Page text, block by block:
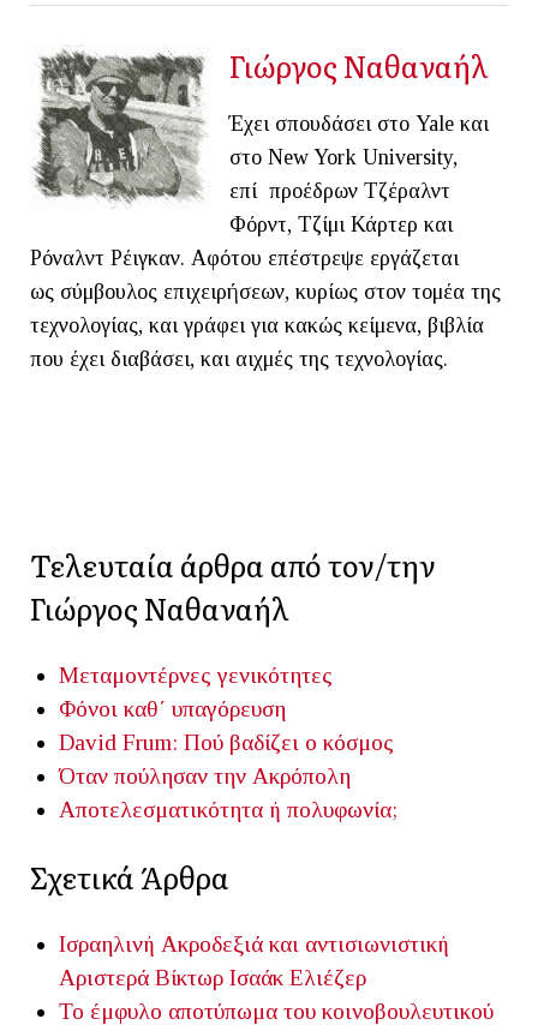
Γιώργος Ναθαναήλ
Έχει σπουδάσει στο Yale και
στο New York University,
επί προέδρων Τζέραλντ
Φόρντ, Τζίμι Κάρτερ και
Ρόναλντ Ρέιγκαν. Αφότου επέστρεψε εργάζεται
ως σύμβουλος επιχειρήσεων, κυρίως στον τομέα της
τεχνολογίας, και γράφει για κακώς κείμενα, βιβλία
που έχει διαβάσει, και αιχμές της τεχνολογίας.
Τελευταία άρθρα από τον/την
Γιώργος Ναθαναήλ
Μεταμοντέρνες γενικότητες
Φόνοι καθ΄ υπαγόρευση
David Frum: Πού βαδίζει ο κόσμος
Όταν πούλησαν την Ακρόπολη
Αποτελεσματικότητα ή πολυφωνία;
Σχετικά Άρθρα
Ισραηλινή Ακροδεξιά και αντισιωνιστική
Αριστερά Βίκτωρ Ισαάκ Ελιέζερ
Το έμφυλο αποτύπωμα του κοινοβουλευτικού